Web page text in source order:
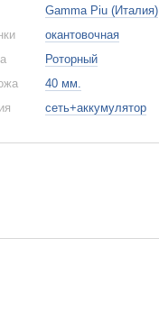
Gamma Piu (Италия)
окантовочная
Роторный
40 мм.
сеть+аккумулятор